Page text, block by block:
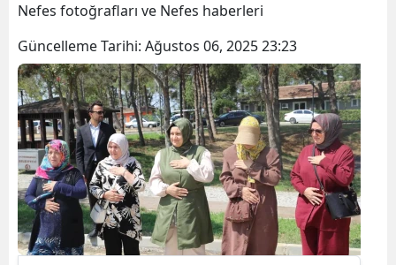
Nefes fotoğrafları ve Nefes haberleri
Güncelleme Tarihi: Ağustos 06, 2025 23:23